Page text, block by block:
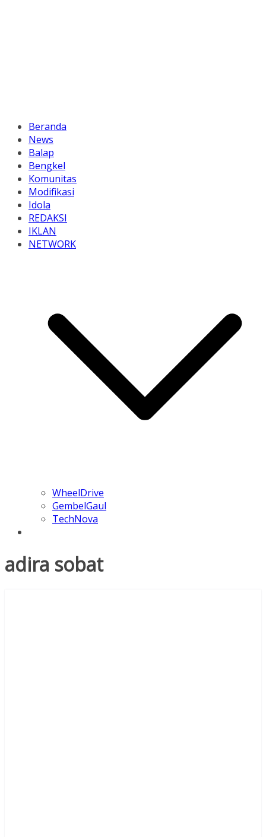
Beranda
News
Balap
Bengkel
Komunitas
Modifikasi
Idola
REDAKSI
IKLAN
NETWORK
WheelDrive
GembelGaul
TechNova
adira sobat